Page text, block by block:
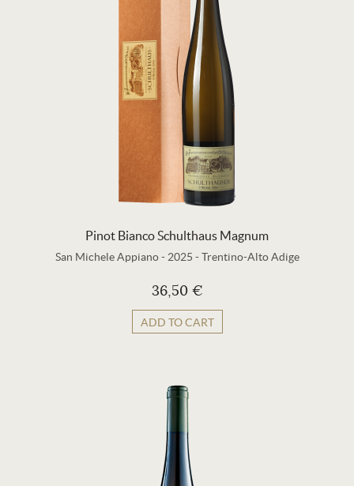
Pinot Bianco Schulthaus Magnum
San Michele Appiano - 2025 -Trentino-Alto Adige
36,50 €
ADD TO CART